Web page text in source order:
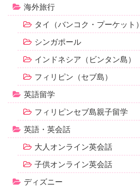
海外旅行
タイ（バンコク・プーケット）
シンガポール
インドネシア（ビンタン島）
フィリピン（セブ島）
英語留学
フィリピンセブ島親子留学
英語・英会話
大人オンライン英会話
子供オンライン英会話
ディズニー